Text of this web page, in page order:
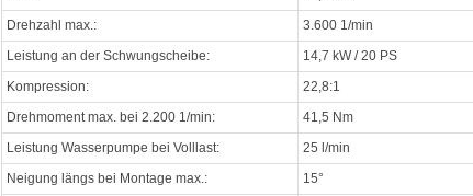
Drehzahl max.:
3.600 1/min
Leistung an der Schwungscheibe:
14,7 kW / 20 PS
Kompression:
22,8:1
Drehmoment max. bei 2.200 1/min:
41,5 Nm
Leistung Wasserpumpe bei Volllast:
25 l/min
Neigung längs bei Montage max.:
15°